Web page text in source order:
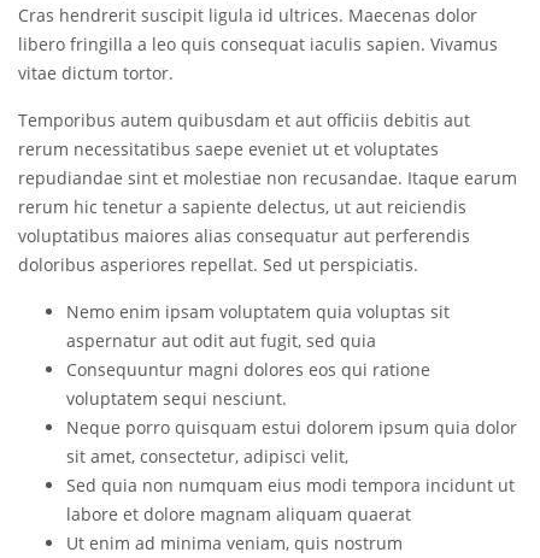
Cras hendrerit suscipit ligula id ultrices. Maecenas dolor
libero fringilla a leo quis consequat iaculis sapien. Vivamus
vitae dictum tortor.
Temporibus autem quibusdam et aut officiis debitis aut
rerum necessitatibus saepe eveniet ut et voluptates
repudiandae sint et molestiae non recusandae. Itaque earum
rerum hic tenetur a sapiente delectus, ut aut reiciendis
voluptatibus maiores alias consequatur aut perferendis
doloribus asperiores repellat. Sed ut perspiciatis.
Nemo enim ipsam voluptatem quia voluptas sit
aspernatur aut odit aut fugit, sed quia
Consequuntur magni dolores eos qui ratione
voluptatem sequi nesciunt.
Neque porro quisquam estui dolorem ipsum quia dolor
sit amet, consectetur, adipisci velit,
Sed quia non numquam eius modi tempora incidunt ut
labore et dolore magnam aliquam quaerat
Ut enim ad minima veniam, quis nostrum